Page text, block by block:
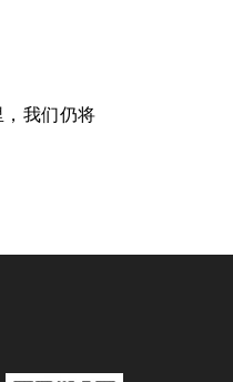
我们仍将